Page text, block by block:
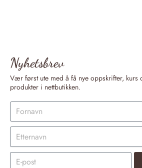
Nyhetsbrev
Vær først ute med å få nye oppskrifter, kurs
produkter i nettbutikken.